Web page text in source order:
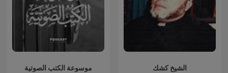
الشيخ كشك موسوعة الكتب الصوتية